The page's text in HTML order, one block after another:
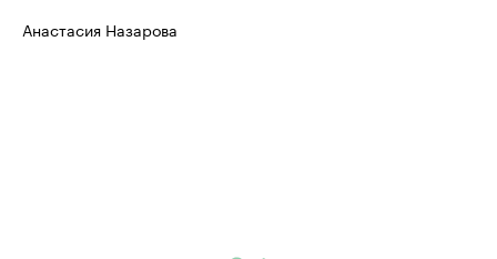
Анастасия Назарова